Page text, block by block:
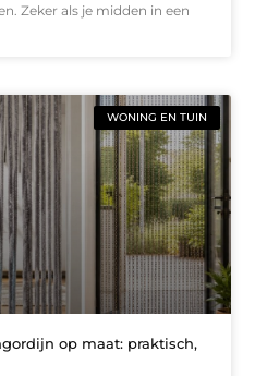
Zeker als je midden in een
WONING EN TUIN
op maat: praktisch,